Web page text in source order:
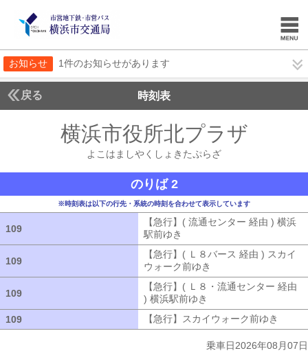
お知らせ 1件のお知らせがあります
戻る 時刻表
横浜市役所北プラザ
よこはましやくしょきたぷらざ
のりば 2
※時刻表は以下の行先・系統の時刻を合わせて表示しています
109
【急行】( 流通センター 経由 ) 横浜
駅前ゆき
109
【急行】( Ｌ８バース 経由 ) スカイ
ウォーク前ゆき
109
【急行】( Ｌ８・流通センター 経由
) 横浜駅前ゆき
109
【急行】スカイウォーク前ゆき
乗車日2026年08月07日